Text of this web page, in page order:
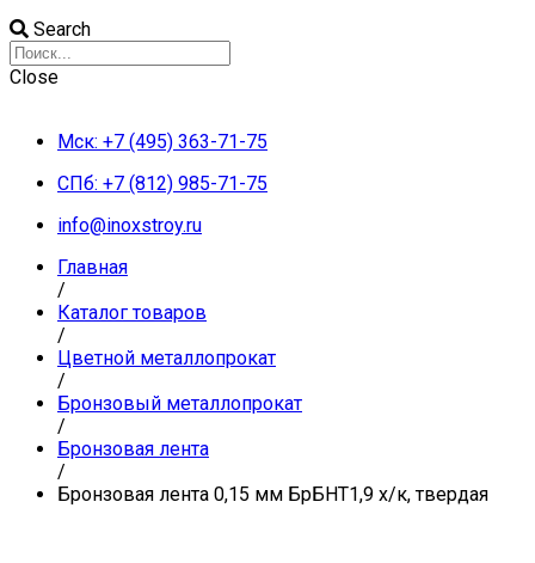
Search
Close
Мск: +7 (495) 363-71-75
СПб: +7 (812) 985-71-75
info@inoxstroy.ru
Главная
/
Каталог товаров
/
Цветной металлопрокат
/
Бронзовый металлопрокат
/
Бронзовая лента
/
Бронзовая лента 0,15 мм БрБНТ1,9 х/к, твердая